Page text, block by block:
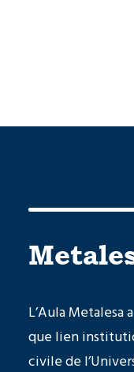
L’Aula
que lien
civile de